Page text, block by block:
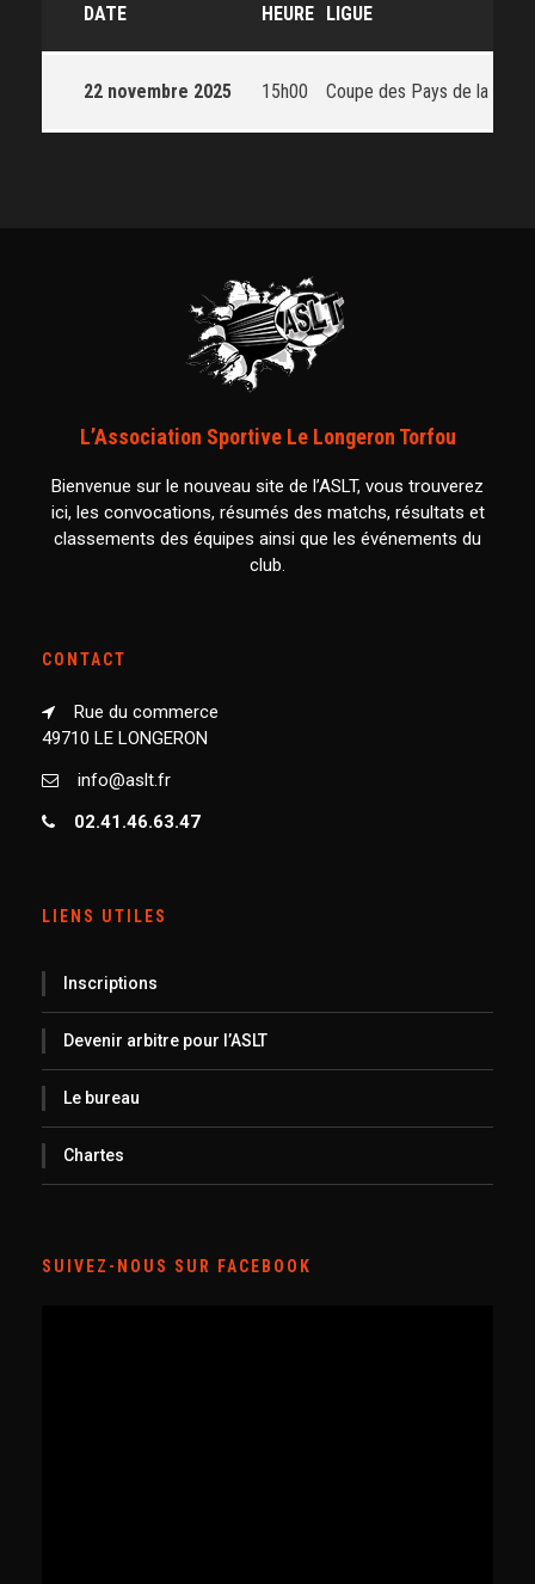
DATE HEURE LIGUE
22 novembre 2025 15h00 Coupe des Pays de la
L’Association Sportive Le Longeron Torfou
Bienvenue sur le nouveau site de l’ASLT, vous trouverez
ici, les convocations, résumés des matchs, résultats et
classements des équipes ainsi que les événements du
club.
CONTACT
Rue du commerce
49710 LE LONGERON
info@aslt.fr
02.41.46.63.47
LIENS UTILES
Inscriptions
Devenir arbitre pour l’ASLT
Le bureau
Chartes
SUIVEZ-NOUS SUR FACEBOOK